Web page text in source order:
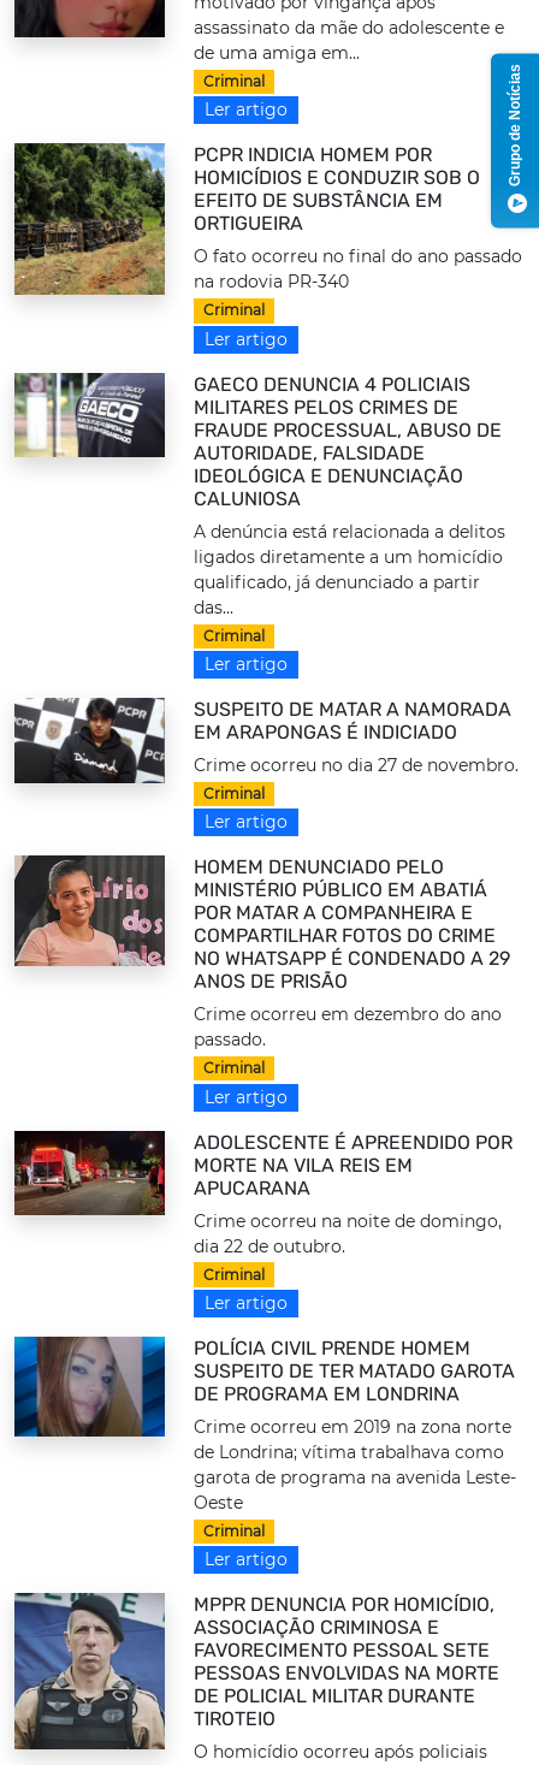
assassinato da mãe do adolescente e
de uma amiga em...
Criminal
Ler artigo
PCPR INDICIA HOMEM POR
HOMICÍDIOS E CONDUZIR SOB O
EFEITO DE SUBSTÂNCIA EM
ORTIGUEIRA
O fato ocorreu no final do ano passado
na rodovia PR-340
Criminal
Ler artigo
GAECO DENUNCIA 4 POLICIAIS
MILITARES PELOS CRIMES DE
FRAUDE PROCESSUAL, ABUSO DE
AUTORIDADE, FALSIDADE
IDEOLÓGICA E DENUNCIAÇÃO
CALUNIOSA
A denúncia está relacionada a delitos
ligados diretamente a um homicídio
qualificado, já denunciado a partir
das...
Criminal
Ler artigo
SUSPEITO DE MATAR A NAMORADA
EM ARAPONGAS É INDICIADO
Crime ocorreu no dia 27 de novembro.
Criminal
Ler artigo
HOMEM DENUNCIADO PELO
MINISTÉRIO PÚBLICO EM ABATIÁ
POR MATAR A COMPANHEIRA E
COMPARTILHAR FOTOS DO CRIME
NO WHATSAPP É CONDENADO A 29
ANOS DE PRISÃO
Crime ocorreu em dezembro do ano
passado.
Criminal
Ler artigo
ADOLESCENTE É APREENDIDO POR
MORTE NA VILA REIS EM
APUCARANA
Crime ocorreu na noite de domingo,
dia 22 de outubro.
Criminal
Ler artigo
POLÍCIA CIVIL PRENDE HOMEM
SUSPEITO DE TER MATADO GAROTA
DE PROGRAMA EM LONDRINA
Crime ocorreu em 2019 na zona norte
de Londrina; vítima trabalhava como
garota de programa na avenida Leste-
Oeste
Criminal
Ler artigo
MPPR DENUNCIA POR HOMICÍDIO,
ASSOCIAÇÃO CRIMINOSA E
FAVORECIMENTO PESSOAL SETE
PESSOAS ENVOLVIDAS NA MORTE
DE POLICIAL MILITAR DURANTE
TIROTEIO
O homicídio ocorreu após policiais
Grupo de Notícias